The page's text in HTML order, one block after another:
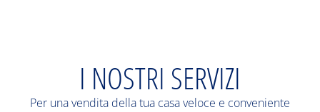
I NOSTRI SERVIZI
Per una vendita della tua casa veloce e conveniente